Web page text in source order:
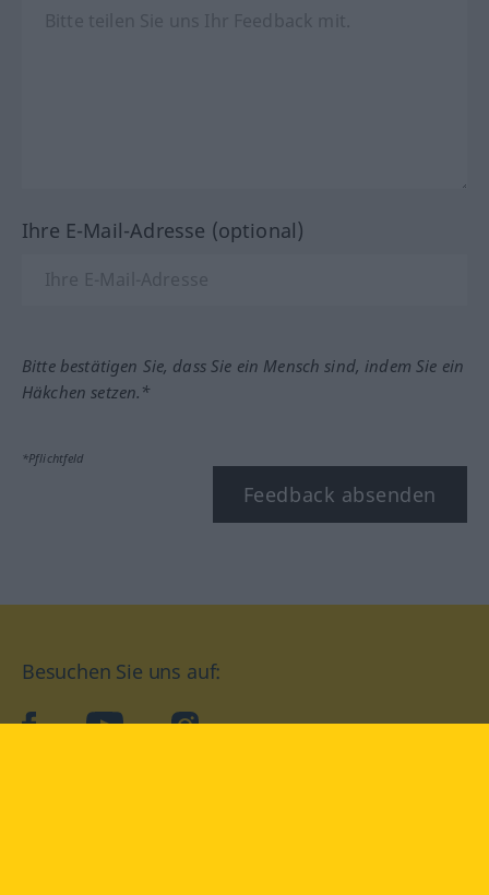
Ihre E-Mail-Adresse (optional)
Bitte bestätigen Sie, dass Sie ein Mensch sind, indem Sie ein
Häkchen setzen.*
*Pflichtfeld
Feedback absenden
Besuchen Sie uns auf:
facebookYouTube Instagram